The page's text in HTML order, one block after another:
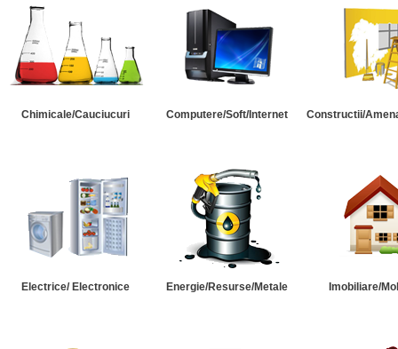
Chimicale/Cauciucuri Computere/Soft/Internet Constructii/
Electrice/ Electronice Energie/Resurse/Metale Imobiliare/